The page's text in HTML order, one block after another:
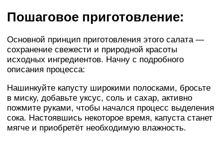
Пошаговое приготовление:
Основной принцип приготовления этого салата —
сохранение свежести и природной красоты
исходных ингредиентов. Начну с подробного
описания процесса:
Нашинкуйте капусту широкими полосками, бросьте
в миску, добавьте уксус, соль и сахар, активно
пожмите руками, чтобы начался процесс выделения
сока. Настоявшись некоторое время, капуста станет
мягче и приобретёт необходимую влажность.